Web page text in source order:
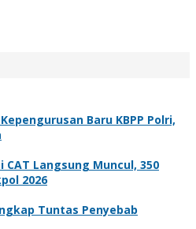
Baru KBPP Polri,
Langsung Muncul, 350
2026
Tuntas Penyebab